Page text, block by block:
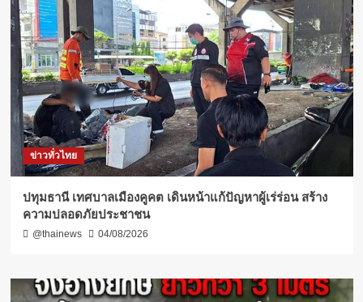
ข่าวทั่วไทย
ปทุมธานี เทศบาลเมืองคูคต เดินหน้าแก้ปัญหาผู้เร่ร่อน สร้าง
ความปลอดภัยประชาชน
@thainews 04/08/2026